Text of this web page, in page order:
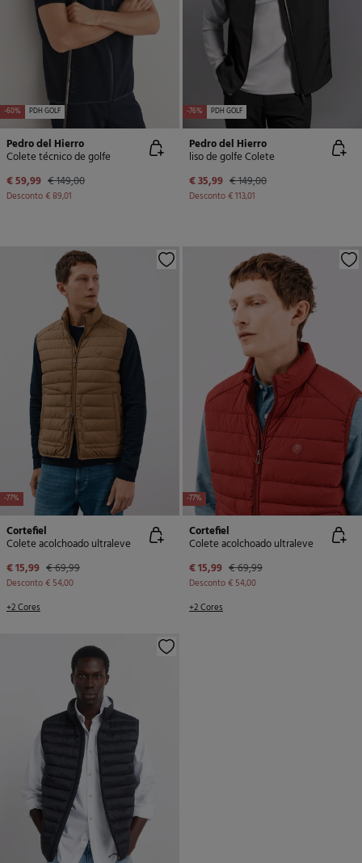
-60% PDH GOLF
Pedro del Hierro
Colete técnico de golfe
€ 59,99 € 149,00
Desconto€ 89,01
-76% PDH GOLF
Pedro del Hierro
liso de golfe Colete
€ 35,99 € 149,00
Desconto€ 113,01
-77%
Cortefiel
Colete acolchoado ultraleve
€ 15,99 € 69,99
Desconto€ 54,00
+2 Cores
-77%
Cortefiel
Colete acolchoado ultraleve
€ 15,99 € 69,99
Desconto€ 54,00
+2 Cores